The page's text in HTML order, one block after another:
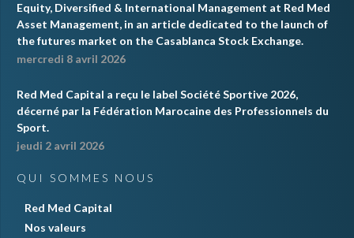
Equity, Diversified & International Management at Red Med
Asset Management, in an article dedicated to the launch of
the futures market on the Casablanca Stock Exchange.
mercredi 8 avril 2026
Red Med Capital a reçu le label Société Sportive 2026,
décerné par la Fédération Marocaine des Professionnels du
Sport.
jeudi 2 avril 2026
QUI SOMMES NOUS
Red Med Capital
Nos valeurs